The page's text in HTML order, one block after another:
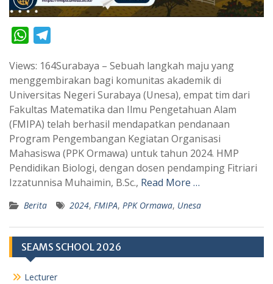
W
a
t
s
A
p
p
l
e
g
r
a
m
Views: 164Surabaya – Sebuah langkah maju yang
menggembirakan bagi komunitas akademik di
Universitas Negeri Surabaya (Unesa), empat tim dari
Fakultas Matematika dan Ilmu Pengetahuan Alam
(FMIPA) telah berhasil mendapatkan pendanaan
Program Pengembangan Kegiatan Organisasi
Mahasiswa (PPK Ormawa) untuk tahun 2024. HMP
Pendidikan Biologi, dengan dosen pendamping Fitriari
Izzatunnisa Muhaimin, B.Sc., Read More …
Berita 2024, FMIPA, PPK Ormawa, Unesa
SEAMS SCHOOL 2026
Lecturer